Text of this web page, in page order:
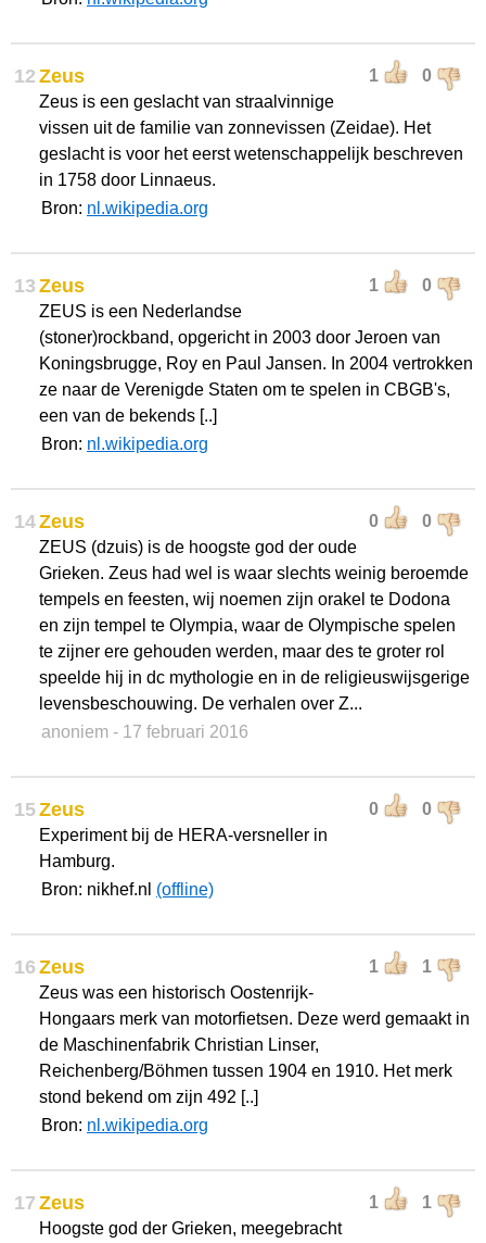
12 1 0
Zeus
Zeus is een geslacht van straalvinnige
vissen uit de familie van zonnevissen (Zeidae). Het
geslacht is voor het eerst wetenschappelijk beschreven
in 1758 door Linnaeus.
Bron: nl.wikipedia.org
13 1 0
Zeus
ZEUS is een Nederlandse
(stoner)rockband, opgericht in 2003 door Jeroen van
Koningsbrugge, Roy en Paul Jansen. In 2004 vertrokken
ze naar de Verenigde Staten om te spelen in CBGB's,
een van de bekends [..]
Bron: nl.wikipedia.org
14 0 0
Zeus
ZEUS (dzuis) is de hoogste god der oude
Grieken. Zeus had wel is waar slechts weinig beroemde
tempels en feesten, wij noemen zijn orakel te Dodona
en zijn tempel te Olympia, waar de Olympische spelen
te zijner ere gehouden werden, maar des te groter rol
speelde hij in dc mythologie en in de religieuswijsgerige
levensbeschouwing. De verhalen over Z...
anoniem - 17 februari 2016
15 0 0
Zeus
Experiment bij de HERA-versneller in
Hamburg.
Bron: nikhef.nl (offline)
16 1 1
Zeus
Zeus was een historisch Oostenrijk-
Hongaars merk van motorfietsen. Deze werd gemaakt in
de Maschinenfabrik Christian Linser,
Reichenberg/Böhmen tussen 1904 en 1910. Het merk
stond bekend om zijn 492 [..]
Bron: nl.wikipedia.org
17 1 1
Zeus
Hoogste god der Grieken, meegebracht